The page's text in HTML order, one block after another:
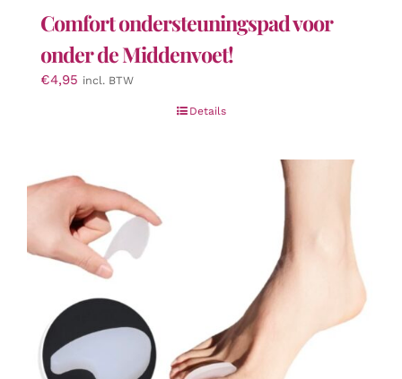
Comfort ondersteuningspad voor
onder de Middenvoet!
€4,95 incl. BTW
Details